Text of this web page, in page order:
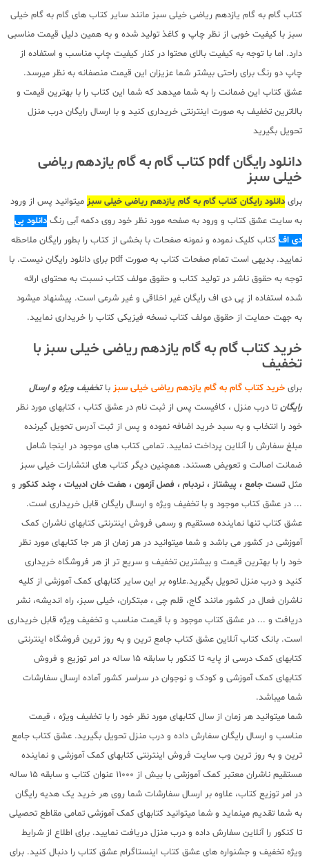
کتاب گام به گام یازدهم ریاضی خیلی سبز مانند سایر کتاب های گام به گام خیلی
سبز با کیفیت خوبی از نظر چاپ و کاغذ تولید شده و به همین دلیل قیمت مناسبی
دارد. اما با توجه به کیفیت بالای محتوا در کنار کیفیت چاپ مناسب و استفاده از
چاپ دو رنگ برای راحتی بیشتر شما عزیزان این قیمت منصفانه به نظر میرسد.
عشق کتاب این ضمانت را به شما میدهد که شما این کتاب را با بهترین قیمت و
بالاترین تخفیف به صورت اینترنتی خریداری کنید و با ارسال رایگان درب منزل
تحویل بگیرید
دانلود رایگان pdf کتاب گام به گام یازدهم ریاضی
خیلی سبز
برای دانلود رایگان کتاب گام به گام یازدهم ریاضی خیلی سبز میتوانید پس از ورود
به سایت عشق کتاب و ورود به صفحه مورد نظر خود روی دکمه آبی رنگ دانلود پی
دی اف کتاب کلیک نموده و نمونه صفحات با بخشی از کتاب را بطور رایگان ملاحظه
نمایید. بدیهی است تمام صفحات کتاب به صورت pdf برای دانلود رایگان نیست. با
توجه به حقوق ناشر در تولید کتاب و حقوق مولف کتاب نسبت به محتوای ارائه
شده استفاده از پی دی اف رایگان غیر اخلاقی و غیر شرعی است. پیشنهاد میشود
به جهت حمایت از حقوق مولف کتاب نسخه فیزیکی کتاب را خریداری نمایید.
خرید کتاب گام به گام یازدهم ریاضی خیلی سبز با
تخفیف
برای خرید کتاب گام به گام یازدهم ریاضی خیلی سبز باتخفیف ویژه و ارسال
رایگان تا درب منزل ، کافیست پس از ثبت نام در عشق کتاب ، کتابهای مورد نظر
خود را انتخاب و به سبد خرید اضافه نموده و پس از ثبت آدرس تحویل گیرنده
مبلغ سفارش را آنلاین پرداخت نمایید. تمامی کتاب های موجود در اینجا شامل
ضمانت اصالت و تعویض هستند. همچنین دیگر کتاب های انتشارات خیلی سبز
مثل تست جامع ، پیشتاز ، نردبام ، فصل آزمون ، هفت خان ادبیات ، چند کنکور و
... در عشق کتاب موجود و با تخفیف ویژه و ارسال رایگان قابل خریداری است.
عشق کتاب تنها نماینده مستقیم و رسمی فروش اینترنتی کتابهای ناشران کمک
آموزشی در کشور می باشد و شما میتوانید در هر زمان از هر جا کتابهای مورد نظر
خود را با بهترین قیمت و بیشترین تخفیف و سریع تر از هر فروشگاه خریداری
کنید و درب منزل تحویل بگیرید.علاوه بر این سایر کتابهای کمک آموزشی از کلیه
ناشران فعال در کشور مانند گاج، قلم چی ، مبتکران، خیلی سبز، راه اندیشه، نشر
دریافت و ... در عشق کتاب موجود و با قیمت مناسب و تخفیف ویژه قابل خریداری
است. بانک کتاب آنلاین عشق کتاب جامع ترین و به روز ترین فروشگاه اینترنتی
کتابهای کمک درسی از پایه تا کنکور با سابقه 15 ساله در امر توزیع و فروش
کتابهای کمک آموزشی و کودک و نوجوان در سراسر کشور آماده ارسال سفارشات
شما میباشد.
شما میتوانید هر زمان از سال کتابهای مورد نظر خود را با تخفیف ویژه ، قیمت
مناسب و ارسال رایگان سفارش داده و درب منزل تحویل بگیرید. عشق کتاب جامع
ترین و به روز ترین وب سایت فروش اینترنتی کتابهای کمک آموزشی و نماینده
مستقیم ناشران معتبر کمک آموزشی با بیش از 11000 عنوان کتاب و سابقه 15 ساله
در امر توزیع کتاب، علاوه بر ارسال سفارشات شما روی هر خرید یک هدیه رایگان
به شما تقدیم مینماید و شما میتوانید کتابهای کمک آموزشی تمامی مقاطع تحصیلی
تا کنکور را آنلاین سفارش داده و درب منزل دریافت نمایید. برای اطلاع از شرایط
ویژه تخفیف و جشنواره های عشق کتاب اینستاگرام عشق کتاب را دنبال کنید. برای